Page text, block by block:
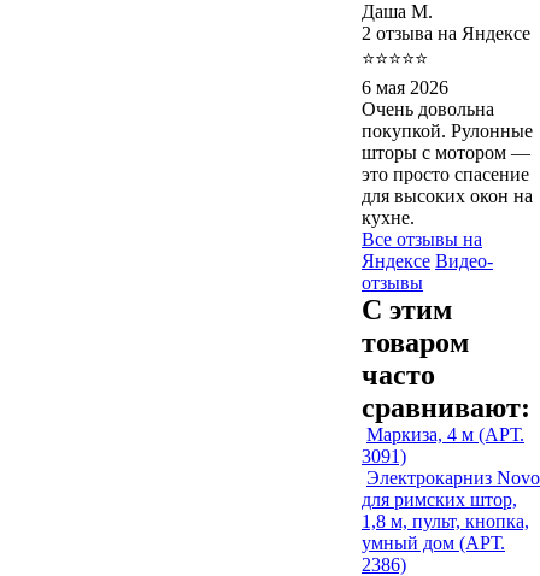
Даша М.
2 отзыва на Яндексе
⭐⭐⭐⭐⭐
6 мая 2026
Очень довольна
покупкой. Рулонные
шторы с мотором —
это просто спасение
для высоких окон на
кухне.
Все отзывы на
Яндексе Видео-
отзывы
С этим
товаром
часто
сравнивают:
Маркиза, 4 м (АРТ.
3091)
Электрокарниз Novo
для римских штор,
1,8 м, пульт, кнопка,
умный дом (АРТ.
2386)